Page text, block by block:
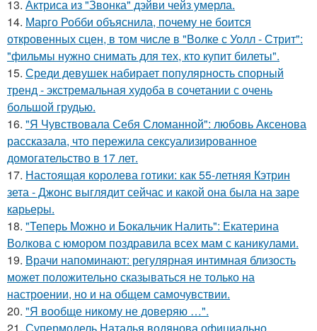
13. Актриса из "Звонка" дэйви чейз умерла.
14. Марго Робби объяснила, почему не боится
откровенных сцен, в том числе в "Волке с Уолл - Стрит":
"фильмы нужно снимать для тех, кто купит билеты".
15. Среди девушек набирает популярность спорный
тренд - экстремальная худоба в сочетании с очень
большой грудью.
16. "Я Чувствовала Себя Сломанной": любовь Аксенова
рассказала, что пережила сексуализированное
домогательство в 17 лет.
17. Настоящая королева готики: как 55-летняя Кэтрин
зета - Джонс выглядит сейчас и какой она была на заре
карьеры.
18. "Теперь Можно и Бокальчик Налить": Екатерина
Волкова с юмором поздравила всех мам с каникулами.
19. Врачи напоминают: регулярная интимная близость
может положительно сказываться не только на
настроении, но и на общем самочувствии.
20. "Я вообще никому не доверяю …".
21. Супермодель Наталья водянова официально